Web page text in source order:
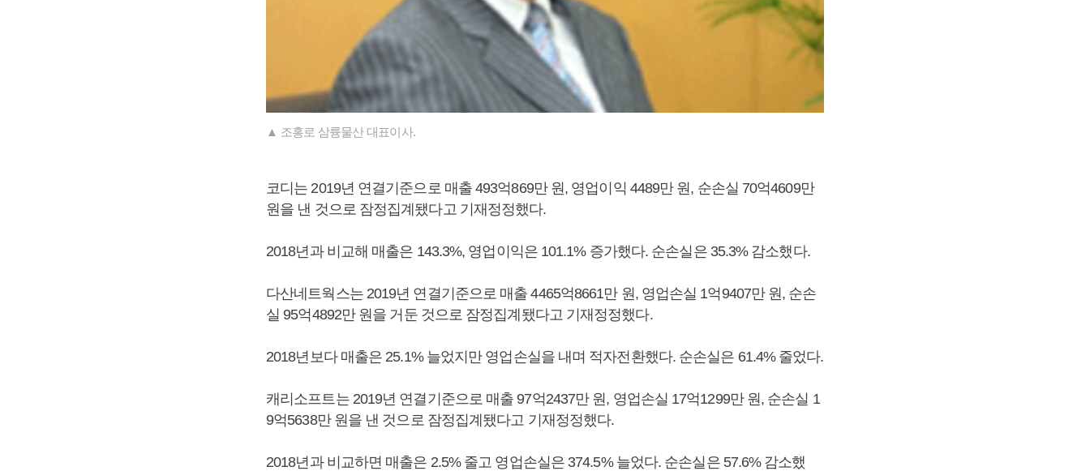
▲ 조홍로 삼륭물산 대표이사.
코디는 2019년 연결기준으로 매출 493억869만 원, 영업이익 4489만 원, 순손실 70억4609만
원을 낸 것으로 잠정집계됐다고 기재정정했다.
2018년과 비교해 매출은 143.3%, 영업이익은 101.1% 증가했다. 순손실은 35.3% 감소했다.
다산네트웍스는 2019년 연결기준으로 매출 4465억8661만 원, 영업손실 1억9407만 원, 순손
실 95억4892만 원을 거둔 것으로 잠정집계됐다고 기재정정했다.
2018년보다 매출은 25.1% 늘었지만 영업손실을 내며 적자전환했다. 순손실은 61.4% 줄었다.
캐리소프트는 2019년 연결기준으로 매출 97억2437만 원, 영업손실 17억1299만 원, 순손실 1
9억5638만 원을 낸 것으로 잠정집계됐다고 기재정정했다.
2018년과 비교하면 매출은 2.5% 줄고 영업손실은 374.5% 늘었다. 순손실은 57.6% 감소했